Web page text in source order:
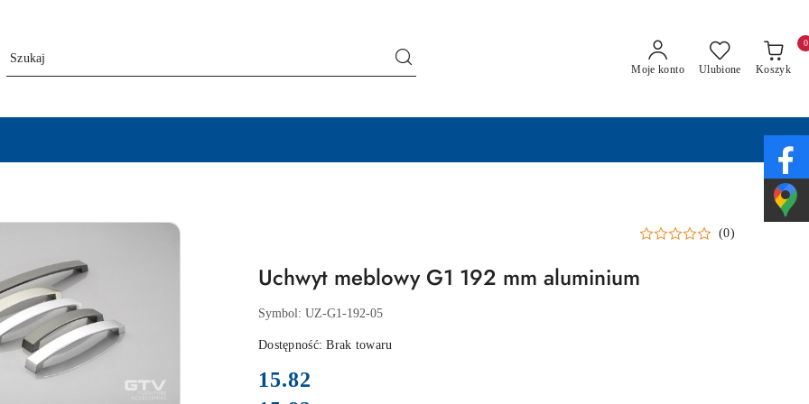
Moje konto Ulubione Koszyk
0
(0)
Uchwyt meblowy G1 192 mm aluminium
Symbol: UZ-G1-192-05
Dostępność:Brak towaru
cena:
15.82